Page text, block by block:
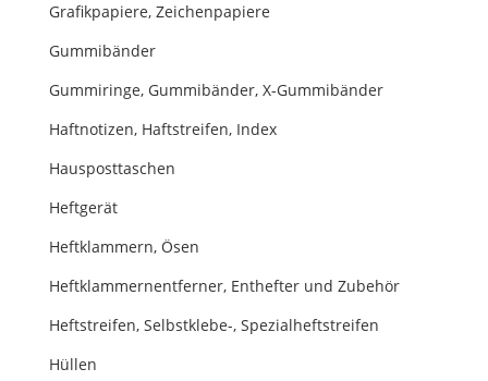
Grafikpapiere, Zeichenpapiere
Gummibänder
Gummiringe, Gummibänder, X-Gummibänder
Haftnotizen, Haftstreifen, Index
Hausposttaschen
Heftgerät
Heftklammern, Ösen
Heftklammernentferner, Enthefter und Zubehör
Heftstreifen, Selbstklebe-, Spezialheftstreifen
Hüllen